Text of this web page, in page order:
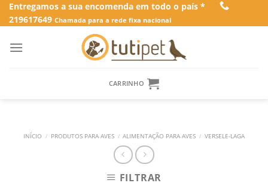
SkipEntregamos a sua encomenda em todo o país *
219617649 Chamada para a rede fixa nacional
CARRINHO
INÍCIO / PRODUTOS PARA AVES / ALIMENTAÇÃO PARA AVES / VERSELE-LAGA
FILTRAR